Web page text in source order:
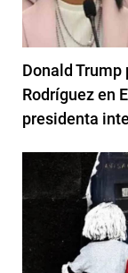
Donald
Rodríguez en
presidenta